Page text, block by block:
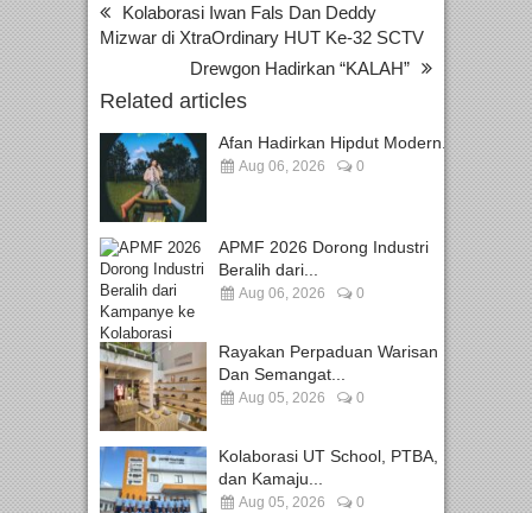
Kolaborasi Iwan Fals Dan Deddy
Mizwar di XtraOrdinary HUT Ke-32 SCTV
Drewgon Hadirkan “KALAH”
Related articles
Afan Hadirkan Hipdut Modern...
Aug 06, 2026 0
APMF 2026 Dorong Industri
Beralih dari...
Aug 06, 2026 0
Rayakan Perpaduan Warisan
Dan Semangat...
Aug 05, 2026 0
Kolaborasi UT School, PTBA,
dan Kamaju...
Aug 05, 2026 0